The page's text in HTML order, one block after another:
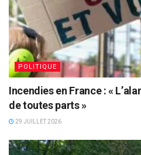
POLITIQUE
Incendies en France : «
de toutes parts »
29 JUILLET 2026